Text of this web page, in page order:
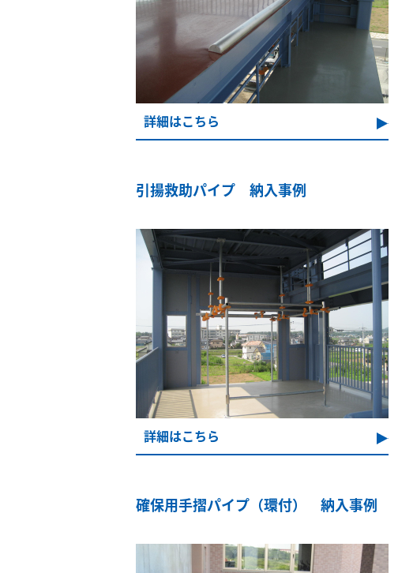
詳細はこちら
引揚救助パイプ 納入事例
詳細はこちら
確保用手摺パイプ（環付） 納入事例